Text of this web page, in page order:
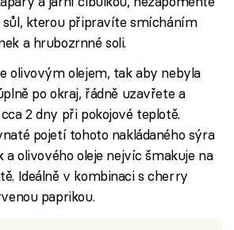
sůl, kterou připravíte smícháním
a hrubozrnné soli.
olivovým olejem, tak aby nebyla
po okraj, řádně uzavřete a
2 dny při pokojové teplotě.
pojetí tohoto nakládaného sýra
olivového oleje nejvíc šmakuje na
Ideálně v kombinaci s cherry
paprikou.